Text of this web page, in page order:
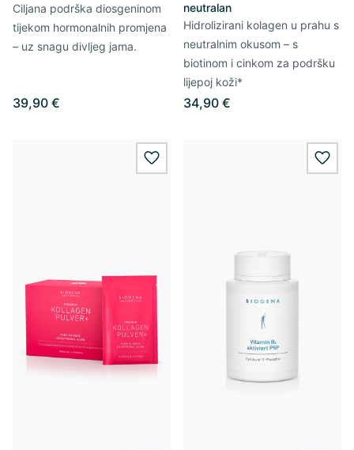
Ciljana podrška diosgeninom
tijekom hormonalnih promjena
– uz snagu divljeg jama.
39,90 €
neutralan
Hidrolizirani kolagen u prahu s
neutralnim okusom – s
biotinom i cinkom za podršku
lijepoj koži*
34,90 €
wishlist.add